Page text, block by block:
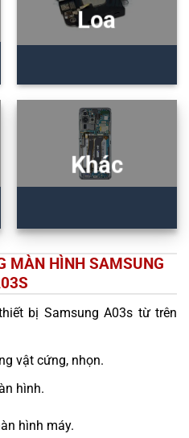
Loa
Khác
MÀN HÌNH SAMSUNG
bị Samsung A03s từ trên
vật cứng, nhọn.
hình.
hình máy.